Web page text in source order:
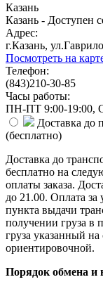
Казань
Казань - Доступен
Адрес:
г.Казань,
Посмотреть на
Телефон:
(843)210-30-85
Часы работы:
ПН-ПТ 9:00-19:00,
Доставка до
(бесплатно)
Доставка до
бесплатно на
оплаты заказа.
до 21.00. Оплата за
пункта выдачи
получении груза в
груза указанный на
ориентировочной.
Порядок обмена и